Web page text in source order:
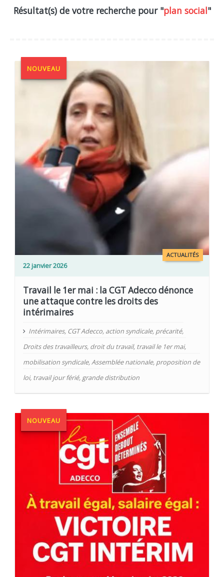
Résultat(s) de votre recherche pour "plan social"
NOUVEAU
ACTUALITÉS
22 janvier 2026
Travail le 1er mai : la CGT Adecco dénonce
une attaque contre les droits des
intérimaires
Intérimaires, CGT Adecco, action syndicale, précarité,
Droits des travailleurs, droit du travail, travail le 1er mai,
mobilisation syndicale,Assemblée nationale, proposition de
loi, travail jour férié, grande distribution
NOUVEAU